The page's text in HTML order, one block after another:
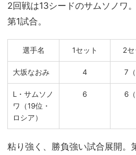
2回戦は13シードのサムソノワ
第1試合。
選手名 1セット 2セ
大坂なおみ 4 7（
L・サムソノ
ワ（19位・
ロシア）
6 6（
粘り強く、勝負強い試合展開。